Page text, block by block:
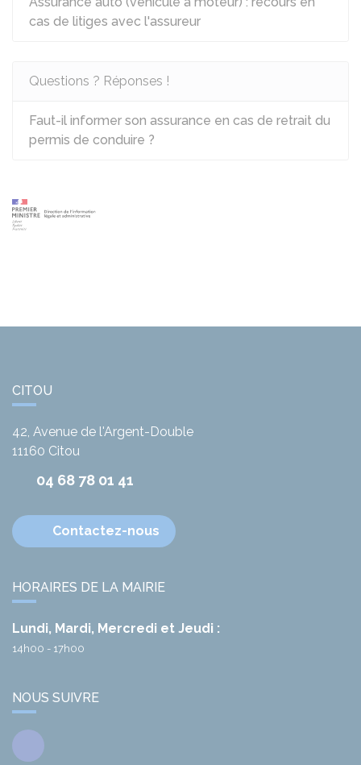
cas de litiges avec l'assureur
Questions ? Réponses !
Faut-il informer son assurance en cas de retrait du
permis de conduire ?
CITOU
42, Avenue de l'Argent-Double
11160 Citou
04 68 78 01 41
Contactez-nous
HORAIRES DE LA MAIRIE
Lundi, Mardi, Mercredi et Jeudi :
14h00 - 17h00
NOUS SUIVRE
Facebook